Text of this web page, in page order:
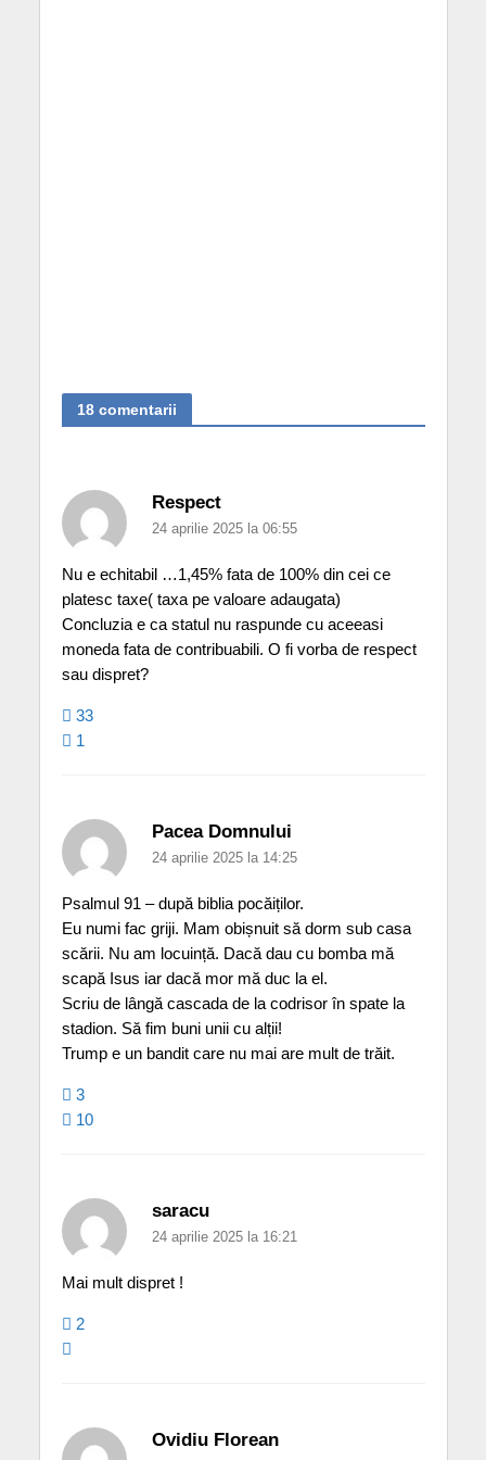
18 comentarii
Respect
24 aprilie 2025 la 06:55
Nu e echitabil …1,45% fata de 100% din cei ce
platesc taxe( taxa pe valoare adaugata)
Concluzia e ca statul nu raspunde cu aceeasi
moneda fata de contribuabili. O fi vorba de respect
sau dispret?
33
1
Pacea Domnului
24 aprilie 2025 la 14:25
Psalmul 91 – după biblia pocăiților.
Eu numi fac griji. Mam obișnuit să dorm sub casa
scării. Nu am locuință. Dacă dau cu bomba mă
scapă Isus iar dacă mor mă duc la el.
Scriu de lângă cascada de la codrisor în spate la
stadion. Să fim buni unii cu alții!
Trump e un bandit care nu mai are mult de trăit.
3
10
saracu
24 aprilie 2025 la 16:21
Mai mult dispret !
2
Ovidiu Florean